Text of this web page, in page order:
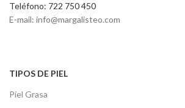
Teléfono: 722 750 450
E-mail: info@margalisteo.com
TIPOS DE PIEL
Piel Grasa